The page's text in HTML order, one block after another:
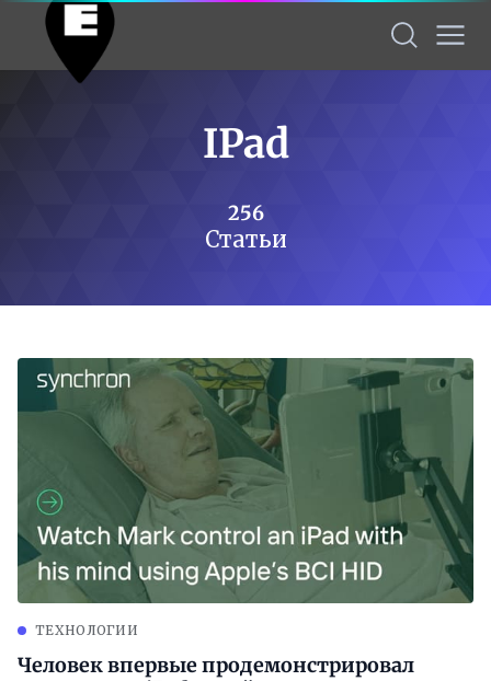
IPad
256
Статьи
ТЕХНОЛОГИИ
Человек впервые продемонстрировал